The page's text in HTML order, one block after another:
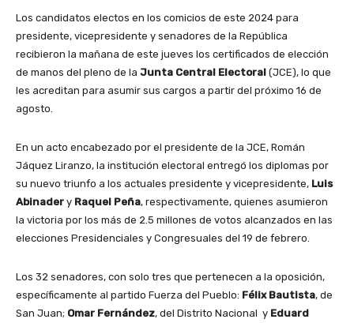
Los candidatos electos en los comicios de este 2024 para
presidente, vicepresidente y senadores de la República
recibieron la mañana de este jueves los certificados de elección
de manos del pleno de la Junta Central Electoral (JCE), lo que
les acreditan para asumir sus cargos a partir del próximo 16 de
agosto.
En un acto encabezado por el presidente de la JCE, Román
Jáquez Liranzo, la institución electoral entregó los diplomas por
su nuevo triunfo a los actuales presidente y vicepresidente, Luis
Abinader y Raquel Peña, respectivamente, quienes asumieron
la victoria por los más de 2.5 millones de votos alcanzados en las
elecciones Presidenciales y Congresuales del 19 de febrero.
Los 32 senadores, con solo tres que pertenecen a la oposición,
específicamente al partido Fuerza del Pueblo: Félix Bautista, de
San Juan; Omar Fernández, del Distrito Nacional y Eduard